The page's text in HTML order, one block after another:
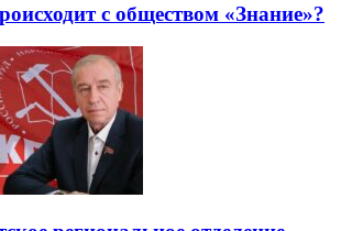
с обществом «Знание»?